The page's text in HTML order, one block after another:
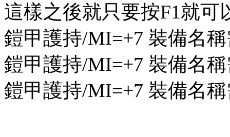
這樣之後就只要按F1就
鎧甲護持/MI=+7 裝備名
鎧甲護持/MI=+7 裝備名
鎧甲護持/MI=+7 裝備名